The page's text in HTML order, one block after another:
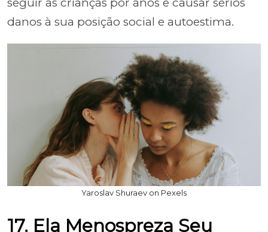
danos à sua posição social e autoestima.
Yaroslav Shuraev on Pexels
17. Ela Menospreza Seu